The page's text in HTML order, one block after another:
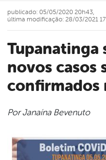
Tupanatinga segue sem
novos casos
confirmados
publicado: 05/05/2020 20h43,
última modificação: 28/03/2021
Por Janaína Bevenuto